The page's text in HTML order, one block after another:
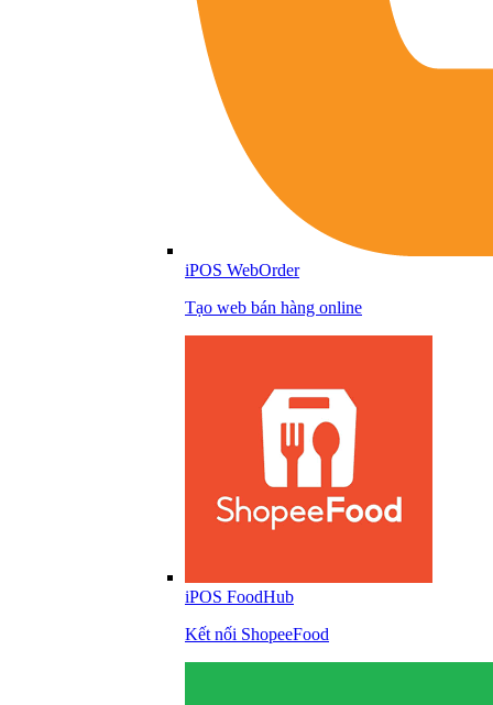
iPOS WebOrder
Tạo web bán hàng online
iPOS FoodHub
Kết nối ShopeeFood